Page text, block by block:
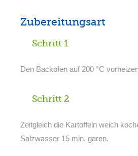
Zubereitungsart
Schritt 1
Den Backofen auf 200 °C
Schritt 2
Zeitgleich die Kartoffeln weich
Salzwasser 15 min. garen.